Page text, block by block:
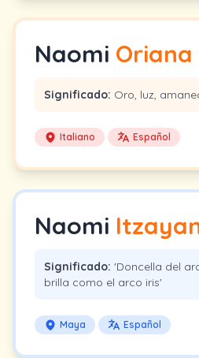
Naomi Oriana
Significado: Oro, luz,
Italiano Español
Naomi
Significado: 'Doncella del
brilla como el arco iris'
Maya Español